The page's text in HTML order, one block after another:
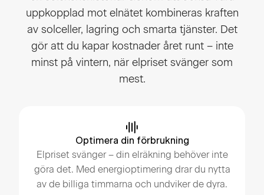
uppkopplad mot elnätet kombineras kraften
av solceller, lagring och smarta tjänster. Det
gör att du kapar kostnader året runt – inte
minst på vintern, när elpriset svänger som
mest.
Optimera din förbrukning
Elpriset svänger – din elräkning behöver inte
göra det. Med energioptimering drar du nytta
av de billiga timmarna och undviker de dyra.